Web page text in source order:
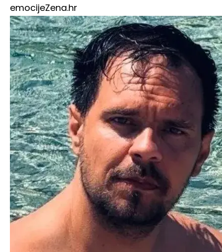
emocijeZena.hr